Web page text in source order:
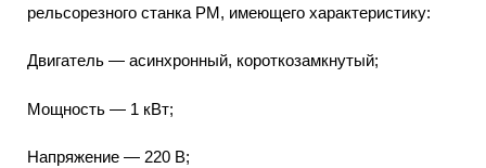
рельсорезного станка РМ, имеющего характеристику:
Двигатель — асинхронный, короткозамкнутый;
Мощность — 1 кВт;
Напряжение — 220 В;